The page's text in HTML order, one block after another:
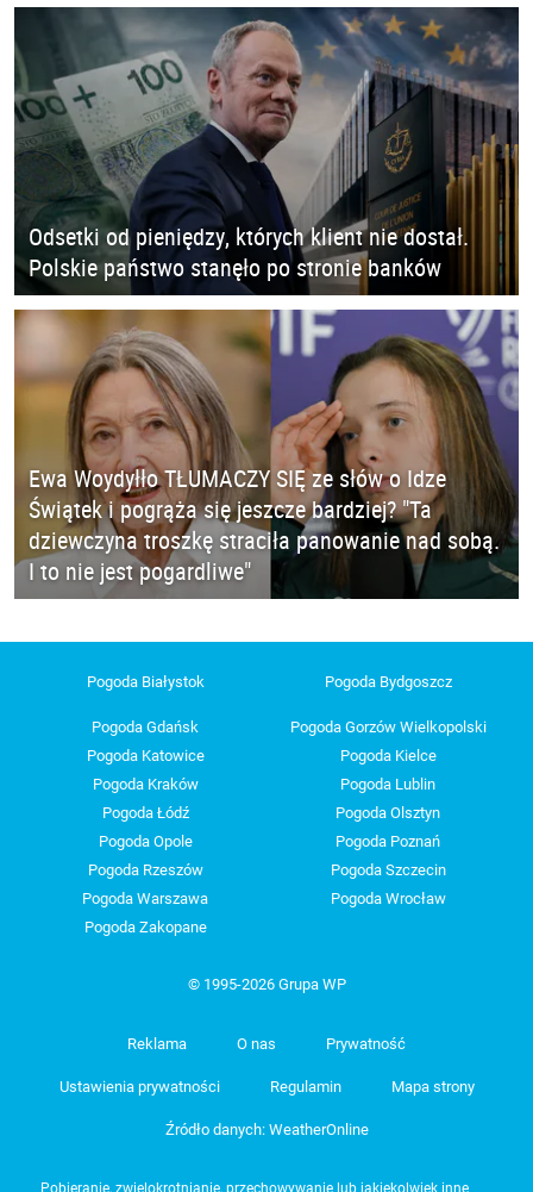
Odsetki od pieniędzy, których klient nie dostał.
Polskie państwo stanęło po stronie banków
Ewa Woydyłło TŁUMACZY SIĘ ze słów o Idze
Świątek i pogrąża się jeszcze bardziej? "Ta
dziewczyna troszkę straciła panowanie nad sobą.
I to nie jest pogardliwe"
Pogoda Białystok Pogoda Bydgoszcz
Pogoda Gdańsk
Pogoda Gorzów Wielkopolski
Pogoda Katowice
Pogoda Kielce
Pogoda Kraków
Pogoda Lublin
Pogoda Łódź
Pogoda Olsztyn
Pogoda Opole
Pogoda Poznań
Pogoda Rzeszów
Pogoda Szczecin
Pogoda Warszawa
Pogoda Wrocław
Pogoda Zakopane
© 1995-2026 Grupa WP
Reklama O nas Prywatność
Ustawienia prywatności Regulamin Mapa strony
Źródło danych: WeatherOnline
Pobieranie, zwielokrotnianie, przechowywanie lub jakiekolwiek inne